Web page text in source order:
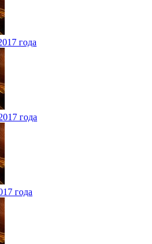
года
года
года